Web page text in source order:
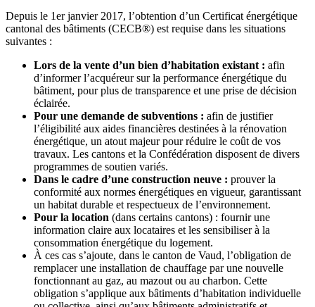
Depuis le 1er janvier 2017, l’obtention d’un Certificat énergétique
cantonal des bâtiments (CECB®) est requise dans les situations
suivantes :
Lors de la vente d’un bien d’habitation existant : afin
d’informer l’acquéreur sur la performance énergétique du
bâtiment, pour plus de transparence et une prise de décision
éclairée.
Pour une demande de subventions : afin de justifier
l’éligibilité aux aides financières destinées à la rénovation
énergétique, un atout majeur pour réduire le coût de vos
travaux. Les cantons et la Confédération disposent de divers
programmes de soutien variés.
Dans le cadre d’une construction neuve : prouver la
conformité aux normes énergétiques en vigueur, garantissant
un habitat durable et respectueux de l’environnement.
Pour la location (dans certains cantons) : fournir une
information claire aux locataires et les sensibiliser à la
consommation énergétique du logement.
À ces cas s’ajoute, dans le canton de Vaud, l’obligation de
remplacer une installation de chauffage par une nouvelle
fonctionnant au gaz, au mazout ou au charbon. Cette
obligation s’applique aux bâtiments d’habitation individuelle